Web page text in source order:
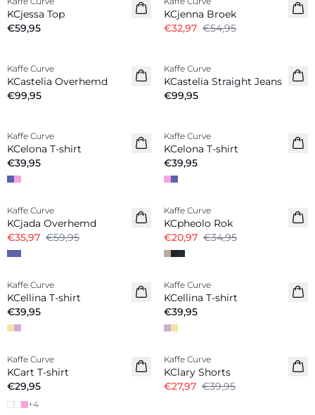
Nieuw
KCjessa Top
€59,95
KCjenna Broek
€32,97 €54,95
Nieuw
Kaffe Curve
KCastelia Overhemd
€99,95
Nieuw
Kaffe Curve
KCastelia Straight Jeans
€99,95
Nieuw
Kaffe Curve
KCelona T-shirt
€39,95
Nieuw
Kaffe Curve
KCelona T-shirt
€39,95
-40%
Kaffe Curve
KCjada Overhemd
€35,97 €59,95
-40%
Kaffe Curve
KCpheolo Rok
€20,97 €34,95
Nieuw
Kaffe Curve
KCellina T-shirt
€39,95
Nieuw
Kaffe Curve
KCellina T-shirt
€39,95
Kaffe Curve
KCart T-shirt
€29,95
+4
-30%
Kaffe Curve
KClary Shorts
€27,97 €39,95